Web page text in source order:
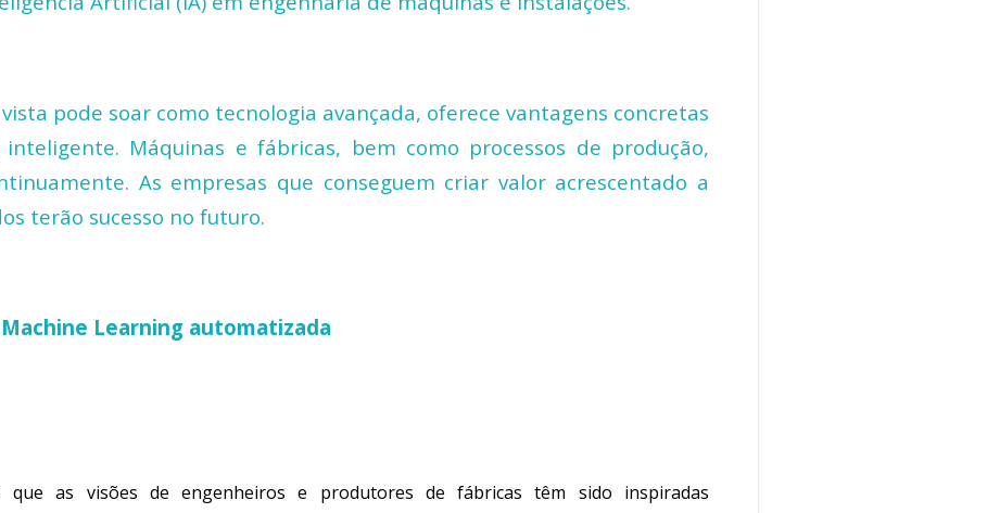
pode soar como tecnologia avançada, oferece vantagens concretas
Máquinas e fábricas, bem como processos de produção,
As empresas que conseguem criar valor acrescentado a
terão sucesso no futuro.
Learning automatizada
as visões de engenheiros e produtores de fábricas têm sido inspiradas